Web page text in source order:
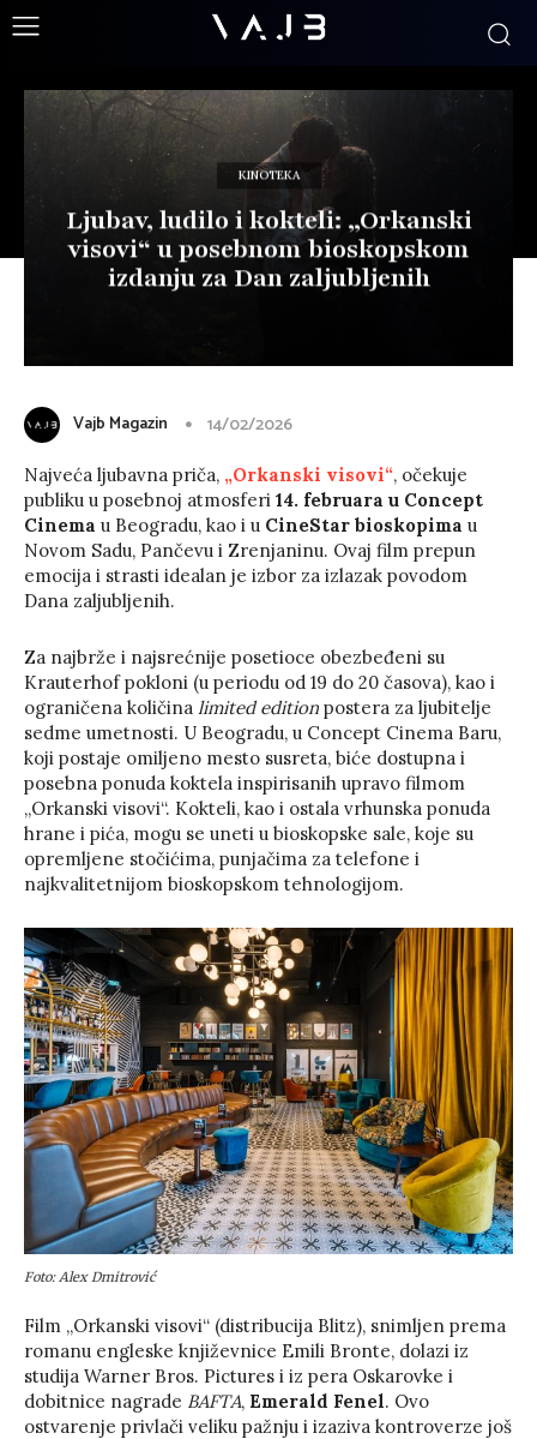
KINOTEKA
Ljubav, ludilo i kokteli: „Orkanski
visovi“ u posebnom bioskopskom
izdanju za Dan zaljubljenih
Vajb Magazin 14/02/2026
Najveća ljubavna priča, „Orkanski visovi“, očekuje
publiku u posebnoj atmosferi 14. februara u Concept
Cinema u Beogradu, kao i u CineStar bioskopima u
Novom Sadu, Pančevu i Zrenjaninu. Ovaj film prepun
emocija i strasti idealan je izbor za izlazak povodom
Dana zaljubljenih.
Za najbrže i najsrećnije posetioce obezbeđeni su
Krauterhof pokloni (u periodu od 19 do 20 časova), kao i
ograničena količina limited edition postera za ljubitelje
sedme umetnosti. U Beogradu, u Concept Cinema Baru,
koji postaje omiljeno mesto susreta, biće dostupna i
posebna ponuda koktela inspirisanih upravo filmom
„Orkanski visovi“. Kokteli, kao i ostala vrhunska ponuda
hrane i pića, mogu se uneti u bioskopske sale, koje su
opremljene stočićima, punjačima za telefone i
najkvalitetnijom bioskopskom tehnologijom.
Foto: Alex Dmitrović
Film „Orkanski visovi“ (distribucija Blitz), snimljen prema
romanu engleske književnice Emili Bronte, dolazi iz
studija Warner Bros. Pictures i iz pera Oskarovke i
dobitnice nagrade BAFTA, Emerald Fenel. Ovo
ostvarenje privlači veliku pažnju i izaziva kontroverze još